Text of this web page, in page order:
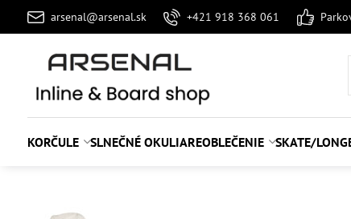
arsenal@arsenal.sk +421 918 368 061
KORČULE SLNEČNÉ OKULIAREOBLEČENIE SKATE/